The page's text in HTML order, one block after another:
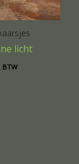
licht
BTW